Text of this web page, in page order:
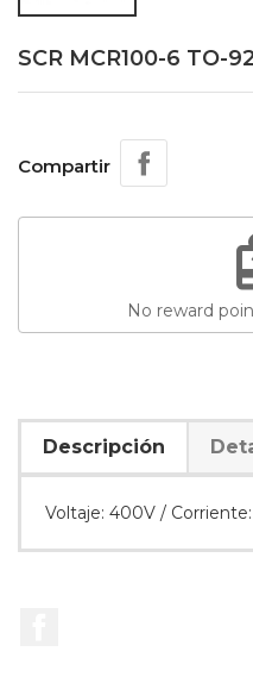
SCR MCR100-6 TO-92
Compartir
No reward
Descripción
Voltaje: 400V /